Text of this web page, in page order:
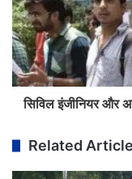
सिविल इंजीनियर और
Related